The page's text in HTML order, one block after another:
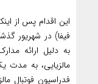
این اقدام پس از
فیفا) در شهریور
به دلیل ارائه
مالزیایی، به